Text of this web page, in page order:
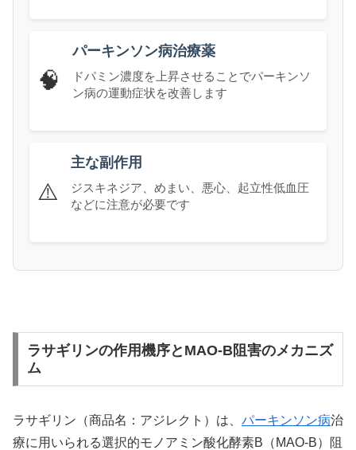
🧠
パーキンソン病治療薬
ドパミン濃度を上昇させることでパーキンソ
ン病の運動症状を改善します
⚠️
主な副作用
ジスキネジア、めまい、悪心、起立性低血圧
などに注意が必要です
ラサギリンの作用機序とMAO-B阻害のメカニズ
ム
ラサギリン（商品名：アジレクト）は、 パーキンソン病治
療に用いられる選択的モノアミン酸化酵素B（MAO-B）阻